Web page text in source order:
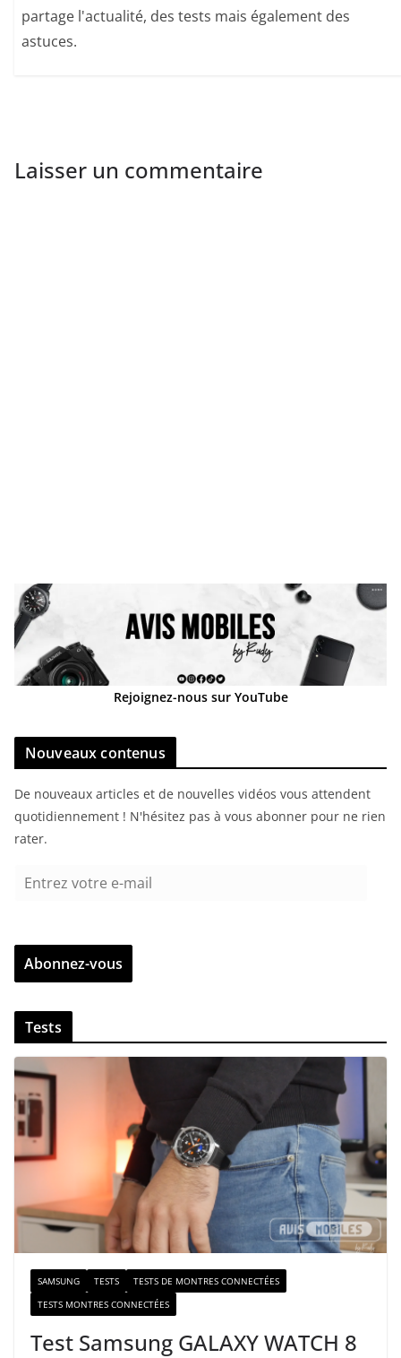
partage l'actualité, des tests mais également des
astuces.
Laisser un commentaire
Rejoignez-nous sur YouTube
Nouveaux contenus
De nouveaux articles et de nouvelles vidéos vous attendent
quotidiennement ! N'hésitez pas à vous abonner pour ne rien
rater.
r
z
v
t
r
e
e
m
i
Abonnez-vous
Tests
SAMSUNG TESTS
TESTS DE MONTRES CONNECTÉES
TESTS MONTRES CONNECTÉES
Test Samsung GALAXY WATCH 8